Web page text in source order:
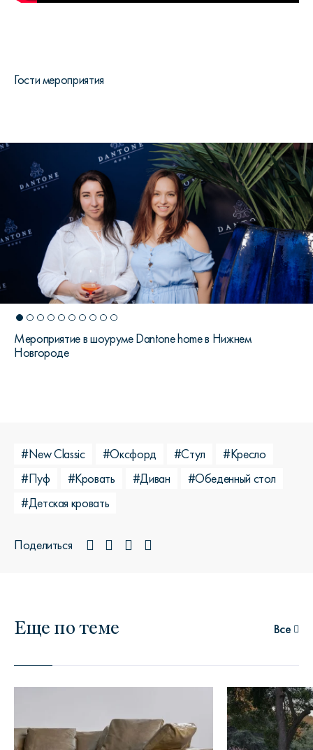
Гости мероприятия
Мероприятие в шоуруме Dantone home в Нижнем
Новгороде
#New Classic #Оксфорд #Стул
#Кресло
#Пуф
#Кровать #Диван
#Обеденный стол
#Детская кровать
Поделиться
Еще по теме Все